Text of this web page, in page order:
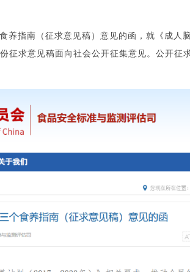
养指南（征求意见稿）意见的函 ， 就《成人
求意见稿面向社会公开征集意见。 公开征